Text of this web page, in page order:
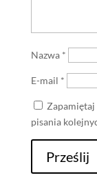
Nazwa *
E-mail *
Zapamiętaj
pisania
Prześlij